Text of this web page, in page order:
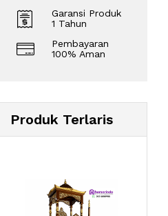
Garansi Produk
1 Tahun
Pembayaran
100% Aman
Produk Terlaris